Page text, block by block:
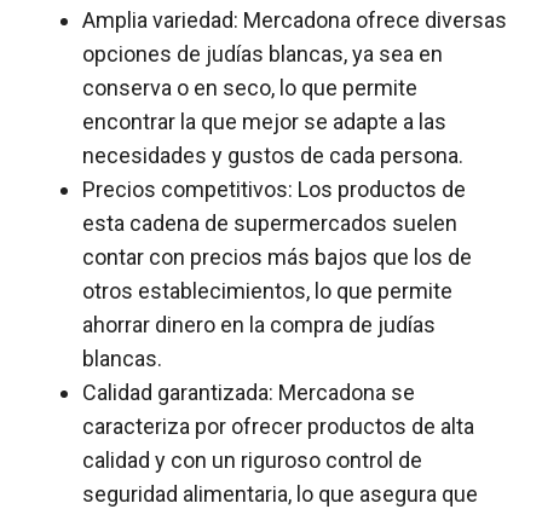
Amplia variedad: Mercadona ofrece diversas
opciones de judías blancas, ya sea en
conserva o en seco, lo que permite
encontrar la que mejor se adapte a las
necesidades y gustos de cada persona.
Precios competitivos: Los productos de
esta cadena de supermercados suelen
contar con precios más bajos que los de
otros establecimientos, lo que permite
ahorrar dinero en la compra de judías
blancas.
Calidad garantizada: Mercadona se
caracteriza por ofrecer productos de alta
calidad y con un riguroso control de
seguridad alimentaria, lo que asegura que